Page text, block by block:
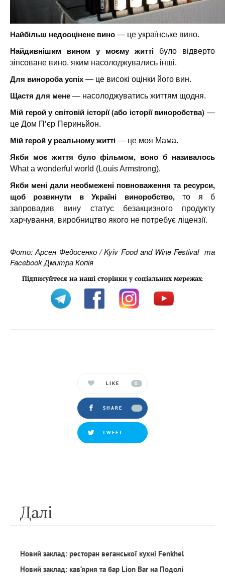
Найбільш недооцінене вино — це українське вино.
Найдивнішим вином у моєму житті було відверто
зіпсоване вино, яким насолоджувались інші.
Для винороба успіх — це високі оцінки його вин.
Щастя для мене — насолоджуватись життям щодня.
Мій герой у світовій історії (або історії виноробства) —
це Дом П‘єр Периньйон.
Мій герой у реальному житті — це моя Мама.
Якби моє життя було фільмом, воно б називалось
What a wonderful world (Louis Armstrong).
Якби мені дали необмежені повноваження та ресурси,
щоб розвинути в Україні виноробство,то я б
запровадив вину статус безакцизного продукту
харчування, виробництво якого не потребує ліцензії.
Фото: Арсен Федосенко / Kyiv Food and Wine Festival та
Facebook Дмитра Копія
Підписуйтеся на наші сторінки у соціальних мережах:
LIKE 0
SHARE
TWEET
Далi
Новий заклад: ресторан веганської кухні Fenkhel
Новий заклад: кав‘ярня та бар Lion Bar на Подолі